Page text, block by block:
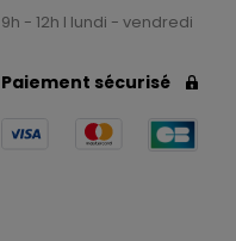
9h - 12h I lundi - vendredi
Paiement sécurisé